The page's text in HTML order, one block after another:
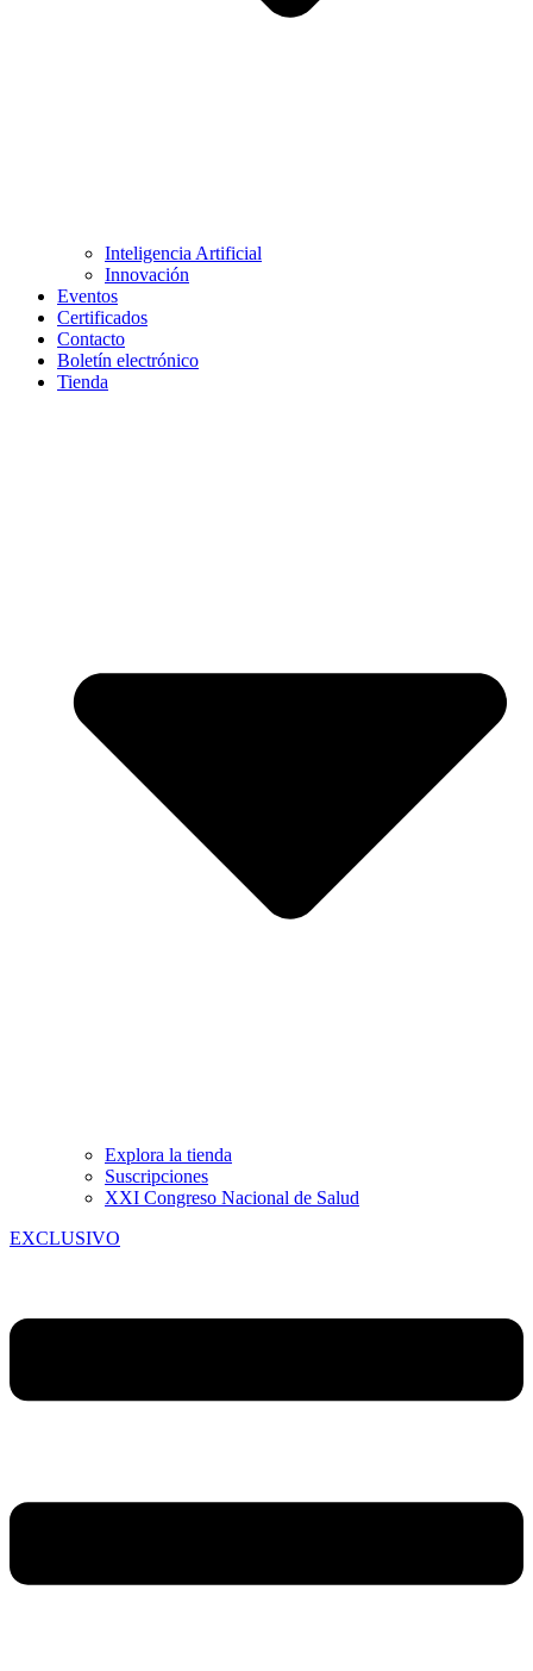
Inteligencia Artificial
Innovación
Eventos
Certificados
Contacto
Boletín electrónico
Tienda
Explora la tienda
Suscripciones
XXI Congreso Nacional de Salud
EXCLUSIVO